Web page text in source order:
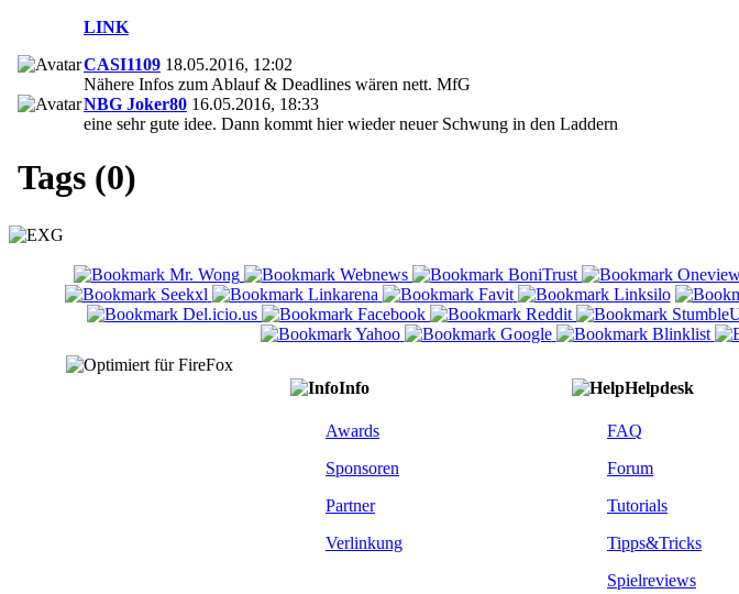
LINK
CASI1109 18.05.2016, 12:02
Nähere Infos zum Ablauf & Deadlines wären nett. MfG
NBG Joker80 16.05.2016, 18:33
eine sehr gute idee. Dann kommt hier wieder neuer Schwung in den Laddern
Tags (0)
Info
Awards
Sponsoren
Partner
Verlinkung
Helpdesk
FAQ
Forum
Tutorials
Tipps&Tricks
Spielreviews